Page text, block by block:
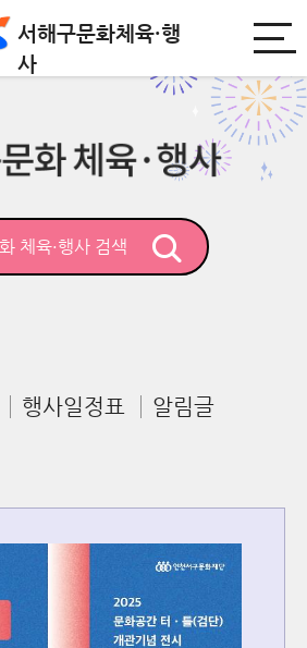
서해구문화체육·행
사
행사일정표 알림글